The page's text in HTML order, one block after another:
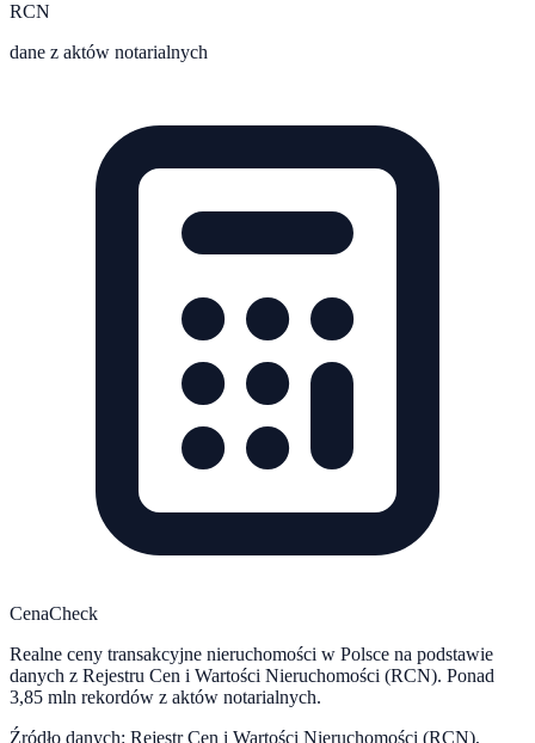
RCN
dane z aktów notarialnych
CenaCheck
Realne ceny transakcyjne nieruchomości w Polsce na podstawie
danych z Rejestru Cen i Wartości Nieruchomości (RCN). Ponad
3,85 mln rekordów z aktów notarialnych.
Źródło danych: Rejestr Cen i Wartości Nieruchomości (RCN),